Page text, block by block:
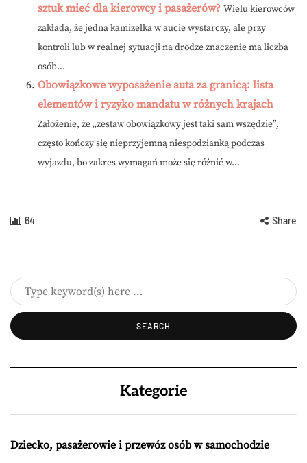
sztuk mieć dla kierowcy i pasażerów? Wielu kierowców
zakłada, że jedna kamizelka w aucie wystarczy, ale przy
kontroli lub w realnej sytuacji na drodze znaczenie ma liczba
osób...
Obowiązkowe wyposażenie auta za granicą: lista
elementów i ryzyko mandatu w różnych krajach
Założenie, że „zestaw obowiązkowy jest taki sam wszędzie”,
często kończy się nieprzyjemną niespodzianką podczas
wyjazdu, bo zakres wymagań może się różnić w...
64 Share
Kategorie
Dziecko, pasażerowie i przewóz osób w samochodzie